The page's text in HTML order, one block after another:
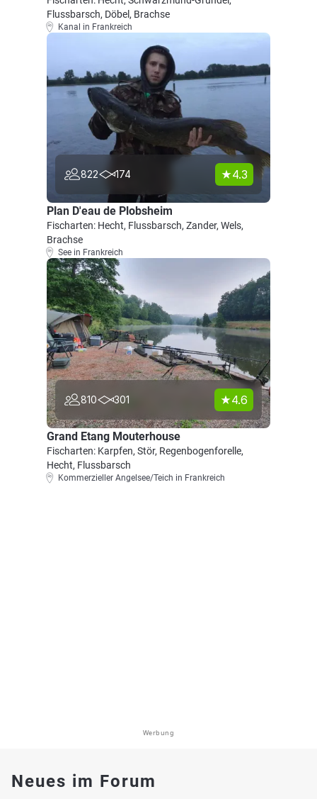
Flussbarsch, Döbel, Brachse
Kanal in Frankreich
822 174 4.3
Plan D'eau de Plobsheim
Fischarten: Hecht, Flussbarsch, Zander, Wels,
Brachse
See in Frankreich
810 301 4.6
Grand Etang Mouterhouse
Fischarten: Karpfen, Stör, Regenbogenforelle,
Hecht, Flussbarsch
Kommerzieller Angelsee/Teich in Frankreich
Werbung
Neues im Forum